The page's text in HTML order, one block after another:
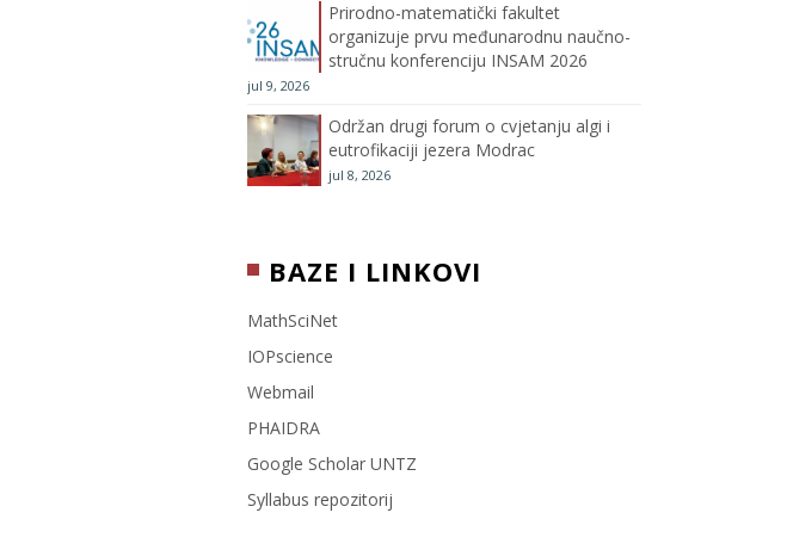
e
l
Prirodno-matematički fakultet
organizuje prvu međunarodnu naučno-
stručnu konferenciju INSAM 2026
jul 9, 2026
Održan drugi forum o cvjetanju algi i
eutrofikaciji jezera Modrac
jul 8, 2026
BAZE I LINKOVI
MathSciNet
IOPscience
Webmail
PHAIDRA
Google Scholar UNTZ
Syllabus repozitorij